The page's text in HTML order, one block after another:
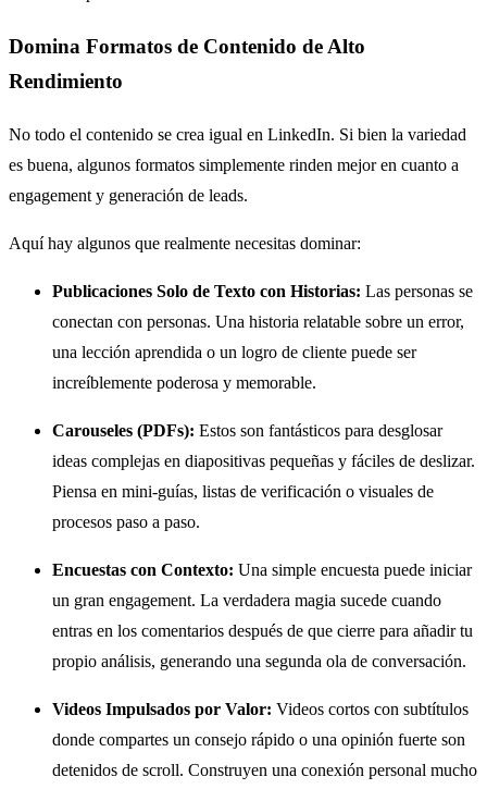
Domina Formatos de Contenido de Alto
Rendimiento
No todo el contenido se crea igual en LinkedIn. Si bien la variedad
es buena, algunos formatos simplemente rinden mejor en cuanto a
engagement y generación de leads.
Aquí hay algunos que realmente necesitas dominar:
Publicaciones Solo de Texto con Historias: Las personas se
conectan con personas. Una historia relatable sobre un error,
una lección aprendida o un logro de cliente puede ser
increíblemente poderosa y memorable.
Carouseles (PDFs): Estos son fantásticos para desglosar
ideas complejas en diapositivas pequeñas y fáciles de deslizar.
Piensa en mini-guías, listas de verificación o visuales de
procesos paso a paso.
Encuestas con Contexto: Una simple encuesta puede iniciar
un gran engagement. La verdadera magia sucede cuando
entras en los comentarios después de que cierre para añadir tu
propio análisis, generando una segunda ola de conversación.
Videos Impulsados por Valor: Videos cortos con subtítulos
donde compartes un consejo rápido o una opinión fuerte son
detenidos de scroll. Construyen una conexión personal mucho